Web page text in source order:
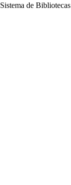
Sistema de Bibliotecas